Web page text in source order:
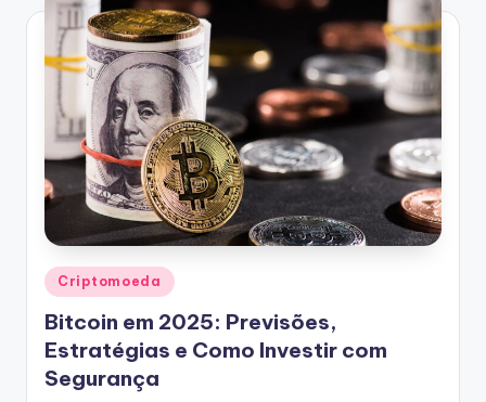
Posted
in
Criptomoeda
Bitcoin em 2025: Previsões,
Estratégias e Como Investir com
Segurança